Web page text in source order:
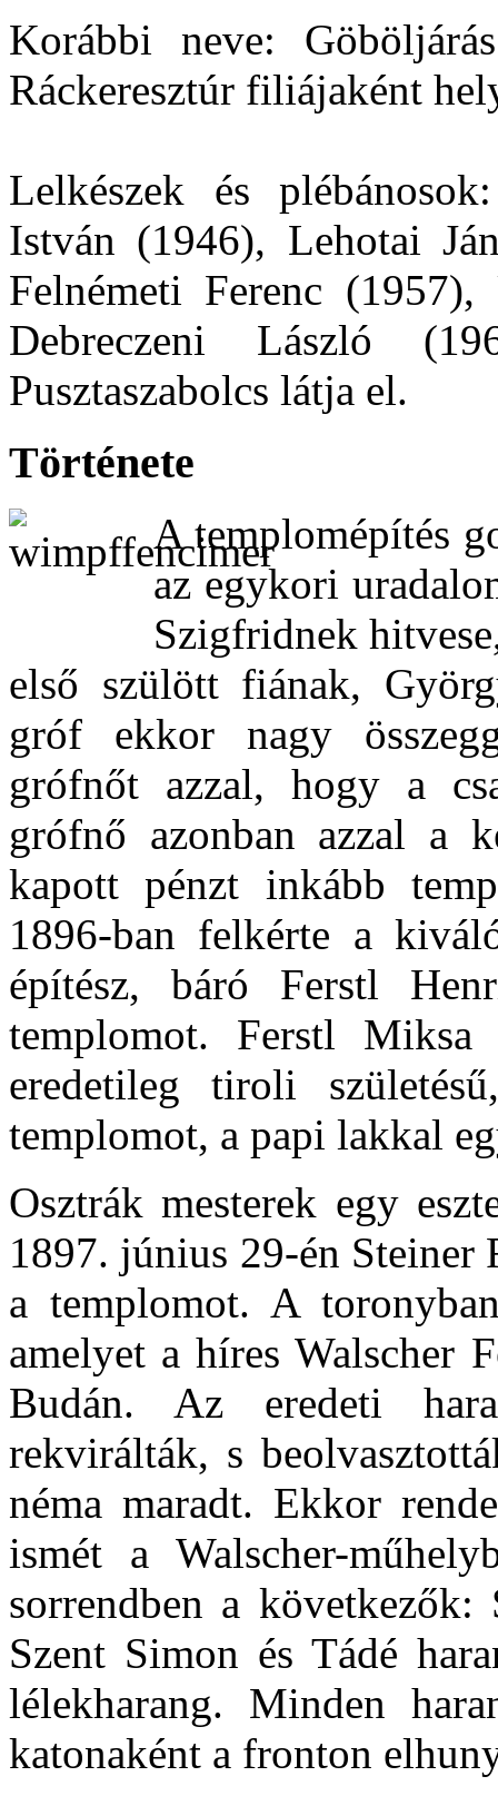
Korábbi neve:
Ráckeresztúr filiájaként
Lelkészek és
István (1946), Lehotai
Felnémeti Ferenc
Debreczeni László
Pusztaszabolcs látja el.
Története
A templomépítés
az egykori
Szigfridnek
első szülött fiának,
gróf ekkor nagy
grófnőt azzal, hogy a
grófnő azonban azzal a
kapott pénzt inkább
1896-ban felkérte a
építész, báró Ferstl
templomot. Ferstl
eredetileg tiroli
templomot, a papi lakkal
Osztrák mesterek egy
1897. június 29-én Steiner
a templomot. A
amelyet a híres Walscher
Budán. Az eredeti
rekvirálták, s
néma maradt. Ekkor
ismét a Walscher-
sorrendben a
Szent Simon és Tádé
lélekharang. Minden
katonaként a fronton